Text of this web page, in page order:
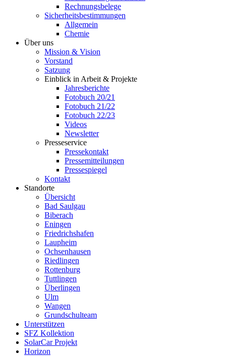
Rechnungsbelege
Sicherheitsbestimmungen
Allgemein
Chemie
Über uns
Mission & Vision
Vorstand
Satzung
Einblick in Arbeit & Projekte
Jahresberichte
Fotobuch 20/21
Fotobuch 21/22
Fotobuch 22/23
Videos
Newsletter
Presseservice
Pressekontakt
Pressemitteilungen
Pressespiegel
Kontakt
Standorte
Übersicht
Bad Saulgau
Biberach
Eningen
Friedrichshafen
Laupheim
Ochsenhausen
Riedlingen
Rottenburg
Tuttlingen
Überlingen
Ulm
Wangen
Grundschulteam
Unterstützen
SFZ Kollektion
SolarCar Projekt
Horizon